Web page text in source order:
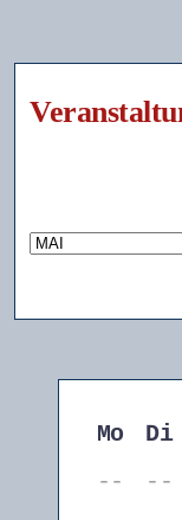
Mo Di
--
--